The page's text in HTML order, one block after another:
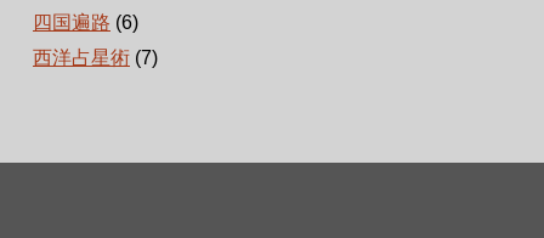
四国遍路 (6)
西洋占星術 (7)